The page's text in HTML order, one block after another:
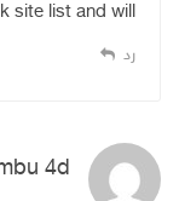
site list and will
رد
4d